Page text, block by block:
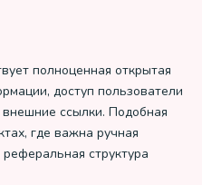
полноценная открытая
доступ пользователи
ссылки. Подобная
где важна ручная
структура